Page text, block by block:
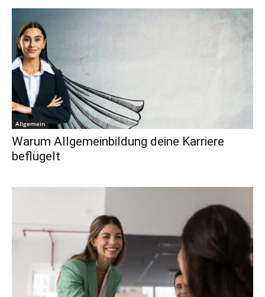
Allgemein
Warum Allgemeinbildung deine Karriere
beflügelt